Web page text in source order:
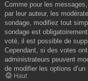
Comme pour les
par leur auteur, les
sondage, modifiez tout
sondage est
voté, il est possible de
Cependant, si des votes
administrateurs peuvent
de modifier les options
Haut